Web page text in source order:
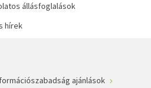
állásfoglalások
hírek
ajánlások